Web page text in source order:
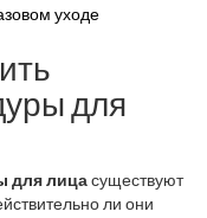
уходе
для
для лицасуществуют
ли они